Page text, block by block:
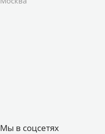
Мы в соцсетях